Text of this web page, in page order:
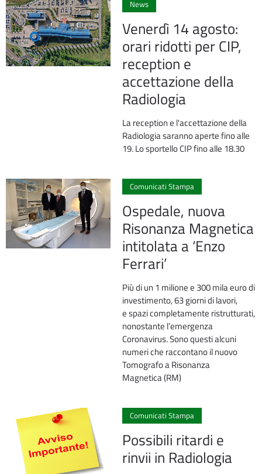
News
Venerdì 14 agosto:
orari ridotti per CIP,
reception e
accettazione della
Radiologia
La reception e l'accettazione della
Radiologia saranno aperte fino alle
19. Lo sportello CIP fino alle 18.30
Comunicati Stampa
Ospedale, nuova
Risonanza Magnetica
intitolata a ‘Enzo
Ferrari’
Più di un 1 milione e 300 mila euro di
investimento, 63 giorni di lavori,
e spazi completamente ristrutturati,
nonostante l’emergenza
Coronavirus. Sono questi alcuni
numeri che raccontano il nuovo
Tomografo a Risonanza
Magnetica (RM)
Comunicati Stampa
Possibili ritardi e
rinvii in Radiologia